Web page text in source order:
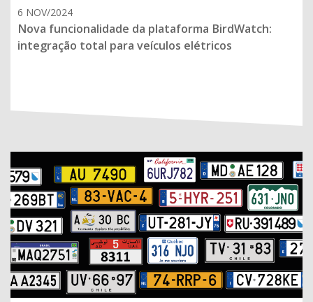
6 NOV/2024
Nova funcionalidade da plataforma BirdWatch:
integração total para veículos elétricos